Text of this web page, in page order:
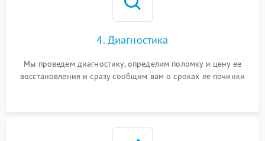
4. Диагностика
Мы проведем диагностику, определим поломку и цену ее
восстановления и сразу сообщим вам о сроках ее починки